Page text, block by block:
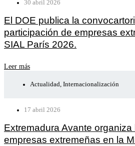
30 abril 2026
El DOE publica la
participación de empresas
SIAL París 2026.
Leer más
Actualidad, Internacionalización
17 abril 2026
Extremadura Avante
empresas extremeñas en la